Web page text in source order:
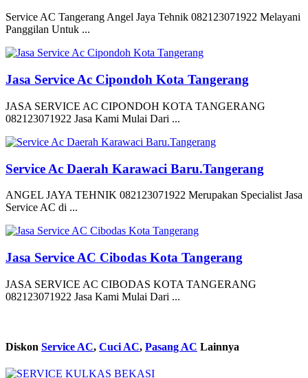
Service AC Tangerang Angel Jaya Tehnik 082123071922 Melayani
Panggilan Untuk ...
Jasa Service Ac Cipondoh Kota Tangerang
JASA SERVICE AC CIPONDOH KOTA TANGERANG
082123071922 Jasa Kami Mulai Dari ...
Service Ac Daerah Karawaci Baru.Tangerang
ANGEL JAYA TEHNIK 082123071922 Merupakan Specialist Jasa
Service AC di ...
Jasa Service AC Cibodas Kota Tangerang
JASA SERVICE AC CIBODAS KOTA TANGERANG
082123071922 Jasa Kami Mulai Dari ...
Diskon Service AC, Cuci AC, Pasang AC Lainnya